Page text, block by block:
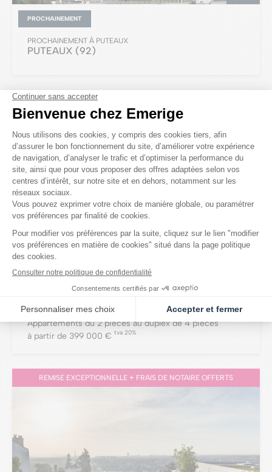
PROCHAINEMENT
PROCHAINEMENT À PUTEAUX
PUTEAUX (92)
JUSQU'À 50 000 € DE REMISE
CONSTRUCTION EN COURS
PUTEAUX (92)
Appartements du 2 pièces au duplex de 4 pièces
à partir de 399 000 € tva 20%
REMISE EXCEPTIONNELLE + FRAIS DE NOTAIRE OFFERTS